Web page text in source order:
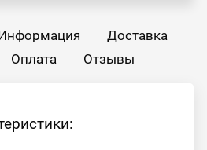
Доставка
Оплата Отзывы